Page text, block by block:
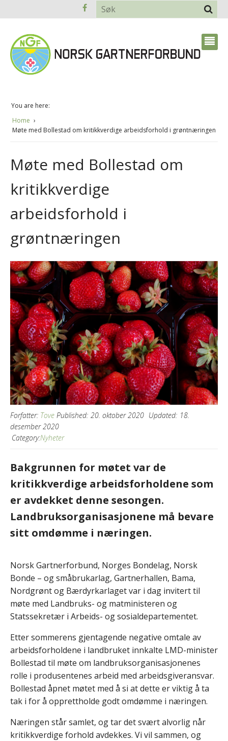
You are here:
Home
Møte med Bollestad om kritikkverdige arbeidsforhold i grøntnæringen
Møte med Bollestad om
kritikkverdige
arbeidsforhold i
grøntnæringen
Forfatter: Tove Published: 20. oktober 2020 Updated: 18.
desember 2020
Category:Nyheter
Bakgrunnen for møtet var de
kritikkverdige arbeidsforholdene som
er avdekket denne sesongen.
Landbruksorganisasjonene må bevare
sitt omdømme i næringen.
Norsk Gartnerforbund, Norges Bondelag, Norsk
Bonde – og småbrukarlag, Gartnerhallen, Bama,
Nordgrønt og Bærdyrkarlaget var i dag invitert til
møte med Landbruks- og matministeren og
Statssekretær i Arbeids- og sosialdepartementet.
Etter sommerens gjentagende negative omtale av
arbeidsforholdene i landbruket innkalte LMD-minister
Bollestad til møte om landbruksorganisasjonenes
rolle i produsentenes arbeid med arbeidsgiveransvar.
Bollestad åpnet møtet med å si at dette er viktig å ta
tak i for å opprettholde godt omdømme i næringen.
Næringen står samlet, og tar det svært alvorlig når
kritikkverdige forhold avdekkes. Vi vil sammen, og